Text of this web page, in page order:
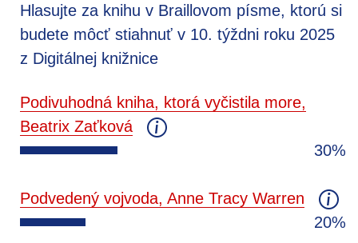
Hlasujte za knihu v Braillovom písme, ktorú si
budete môcť stiahnuť v 10. týždni roku 2025
z Digitálnej knižnice
Podivuhodná kniha, ktorá vyčistila more,
Beatrix Zaťková
30%
Podvedený vojvoda, Anne Tracy Warren
20%